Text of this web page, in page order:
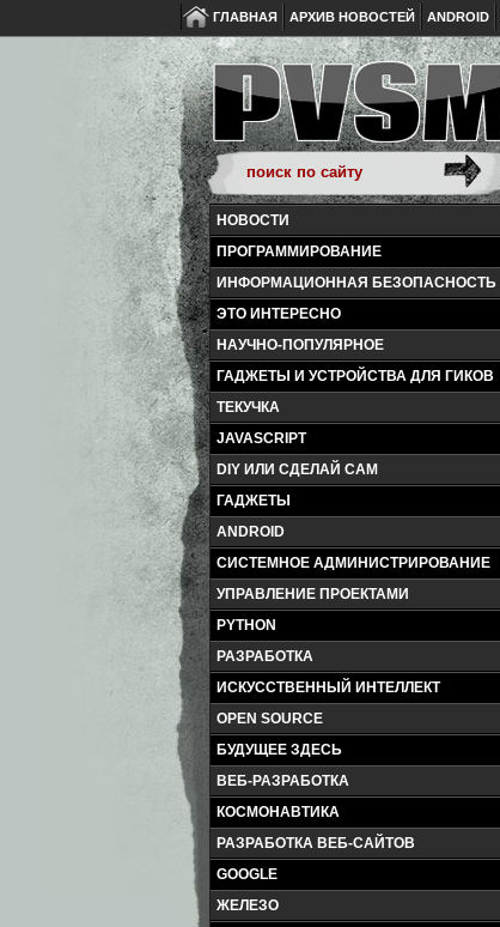
ГЛАВНАЯ АРХИВ НОВОСТЕЙ ANDROID
НОВОСТИ
ПРОГРАММИРОВАНИЕ
ИНФОРМАЦИОННАЯ БЕЗОПАСНОСТЬ
ЭТО ИНТЕРЕСНО
НАУЧНО-ПОПУЛЯРНОЕ
ГАДЖЕТЫ И УСТРОЙСТВА ДЛЯ ГИКОВ
ТЕКУЧКА
JAVASCRIPT
DIY ИЛИ СДЕЛАЙ САМ
ГАДЖЕТЫ
ANDROID
СИСТЕМНОЕ АДМИНИСТРИРОВАНИЕ
УПРАВЛЕНИЕ ПРОЕКТАМИ
PYTHON
РАЗРАБОТКА
ИСКУССТВЕННЫЙ ИНТЕЛЛЕКТ
OPEN SOURCE
БУДУЩЕЕ ЗДЕСЬ
ВЕБ-РАЗРАБОТКА
КОСМОНАВТИКА
РАЗРАБОТКА ВЕБ-САЙТОВ
GOOGLE
ЖЕЛЕЗО